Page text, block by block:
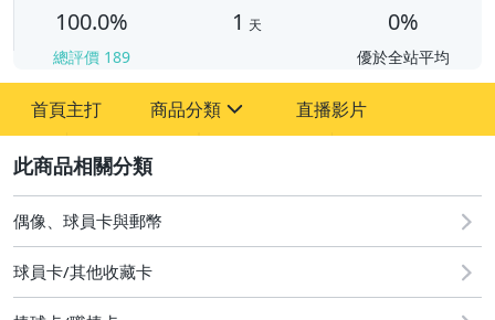
100.0%
總評價 189
1 天 0%
優於全站平均
首頁主打 商品分類
偶像、球員卡與郵幣
運動、戶外與休閒
直播影片
偶像、球員卡與郵幣
球員卡/其他收藏卡